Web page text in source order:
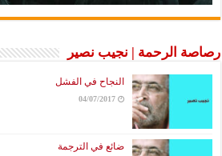
رصاصة الرحمة | نجيب نصير
النجاح في الفشل
04/07/2017
ضائع في الترجمة